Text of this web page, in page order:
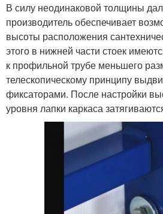
В силу неодинаковой толщины
производитель обеспечивает
высоты расположения
этого в нижней части стоек
к профильной трубе меньшего
телескопическому принципу
фиксаторами. После настройки
уровня лапки каркаса